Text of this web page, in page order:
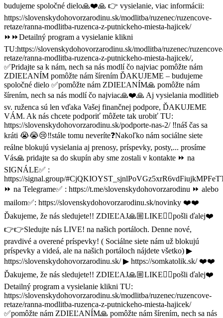
budujeme spoločné dielo🙏❤️🙏 👉 vysielanie, viac informácii:
https://slovenskydohovorzarodinu.sk/modlitba/ruzenec/ruzencove-
retaze/ranna-modlitba-ruzenca-z-putnickeho-miesta-hajicek/
⏩⏩Detailný program a vysielanie klikni
TU:https://slovenskydohovorzarodinu.sk/modlitba/ruzenec/
retaze/ranna-modlitba-ruzenca-z-putnickeho-miesta-hajicek/,
✅Pridajte sa k nám, nech sa nás modlí čo najviac pomôžte nám
ZDIEĽANÍM pomôžte nám šírením ĎAKUJEME – budujeme
spoločné dielo️ ✅pomôžte nám ZDIEĽANÍM🙏 pomôžte nám
šírením, nech sa nás modlí čo najviac🙏❤️🙏 Aj vysielania modlitieb
sv. ruženca sú len vďaka Vašej finančnej podpore, ĎAKUJEME
VÁM. Ak nás chcete podporiť môžete tak urobiť TU:
https://slovenskydohovorzarodinu.sk/podporte-nas-2/ ‼️náš čas sa
kráti 😭😭😢‼️stále tomu neveríte❓Nakoľko nám sociálne siete
reálne blokujú vysielania aj prenosy, príspevky, posty,... prosíme
Vás🙏 pridajte sa do skupín aby sme zostali v kontakte ⏩ na
SIGNÁLE✅ :
https://signal.group/
⏩ na Telegrame✅ : https://t.me/slovenskydohovorzarodinu ⏩ alebo
mailom✅: https://slovenskydohovorzarodinu.sk/novinky ❤️❤️
Ďakujeme, že nás sledujete!! ZDIEĽAJ🙏🏼LIKE👍🏼pošli ďalej❤️
👉👉Sledujte nás LIVE! na našich portáloch. Denne nové,
pravdivé a overené príspevky! ( Sociálne siete nám už blokujú
príspevky a videá, ale na našich portáloch nájdete všetko) ▶
https://slovenskydohovorzarodinu.sk/ ▶ https://somkatolik.sk/ ❤️❤️
Ďakujeme, že nás sledujete!! ZDIEĽAJ🙏🏼LIKE👍🏼pošli ďalej❤️
Detailný program a vysielanie klikni TU:
https://slovenskydohovorzarodinu.sk/modlitba/ruzenec/ruzencove-
retaze/ranna-modlitba-ruzenca-z-putnickeho-miesta-hajicek/
✅pomôžte nám ZDIEĽANÍM🙏 pomôžte nám šírením, nech sa nás